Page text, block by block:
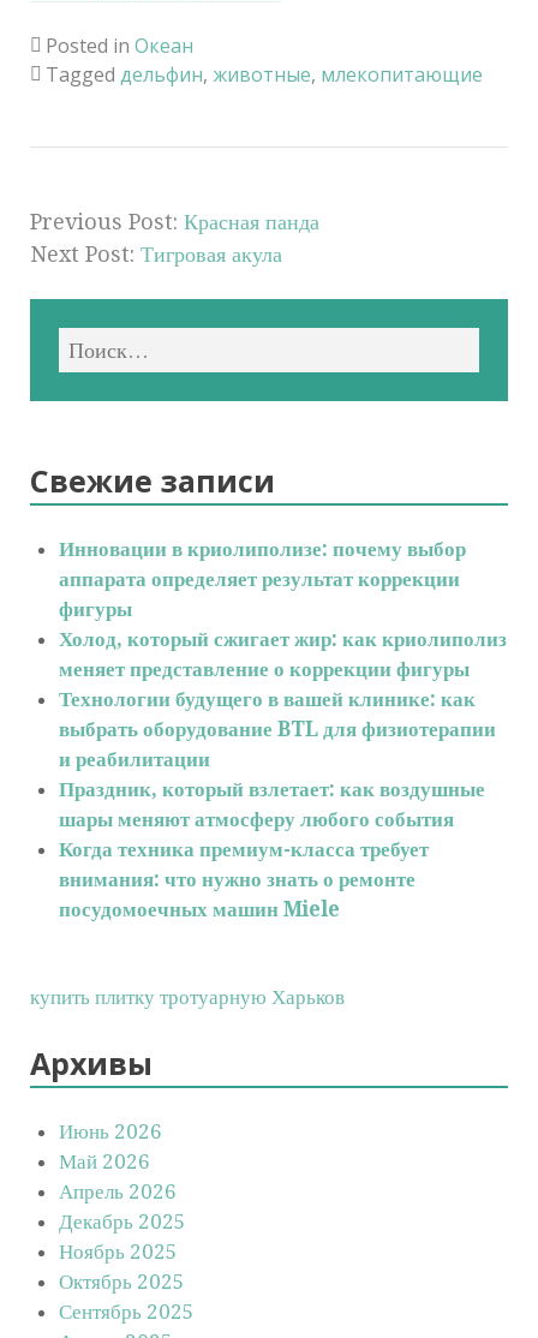
Posted in Океан
Tagged дельфин, животные, млекопитающие
Previous Post: Красная панда
Next Post: Тигровая акула
Свежие записи
Инновации в криолиполизе: почему выбор
аппарата определяет результат коррекции
фигуры
Холод, который сжигает жир: как криолиполиз
меняет представление о коррекции фигуры
Технологии будущего в вашей клинике: как
выбрать оборудование BTL для физиотерапии
и реабилитации
Праздник, который взлетает: как воздушные
шары меняют атмосферу любого события
Когда техника премиум-класса требует
внимания: что нужно знать о ремонте
посудомоечных машин Miele
купить плитку тротуарную Харьков
Архивы
Июнь 2026
Май 2026
Апрель 2026
Декабрь 2025
Ноябрь 2025
Октябрь 2025
Сентябрь 2025